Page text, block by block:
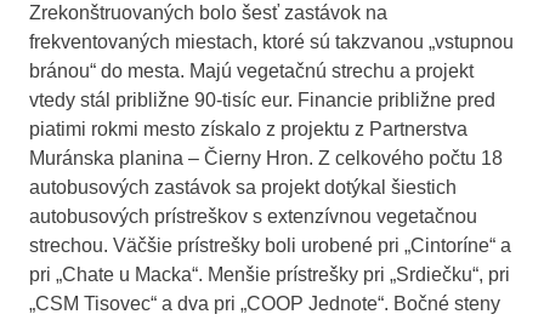
Zrekonštruovaných bolo šesť zastávok na
frekventovaných miestach, ktoré sú takzvanou „vstupnou
bránou“ do mesta. Majú vegetačnú strechu a projekt
vtedy stál približne 90-tisíc eur. Financie približne pred
piatimi rokmi mesto získalo z projektu z Partnerstva
Muránska planina – Čierny Hron. Z celkového počtu 18
autobusových zastávok sa projekt dotýkal šiestich
autobusových prístreškov s extenzívnou vegetačnou
strechou. Väčšie prístrešky boli urobené pri „Cintoríne“ a
pri „Chate u Macka“. Menšie prístrešky pri „Srdiečku“, pri
„CSM Tisovec“ a dva pri „COOP Jednote“. Bočné steny